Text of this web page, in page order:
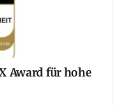
Award für hohe